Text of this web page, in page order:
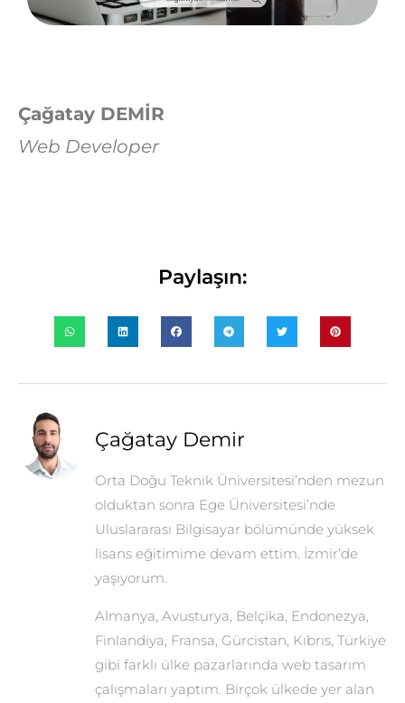
Çağatay DEMİR
Web Developer
Paylaşın:
Çağatay Demir
Orta Doğu Teknik Üniversitesi’nden mezun
olduktan sonra Ege Üniversitesi’nde
Uluslararası Bilgisayar bölümünde yüksek
lisans eğitimime devam ettim. İzmir’de
yaşıyorum.
Almanya, Avusturya, Belçika, Endonezya,
Finlandiya, Fransa, Gürcistan, Kıbrıs, Türkiye
gibi farklı ülke pazarlarında web tasarım
çalışmaları yaptım. Birçok ülkede yer alan